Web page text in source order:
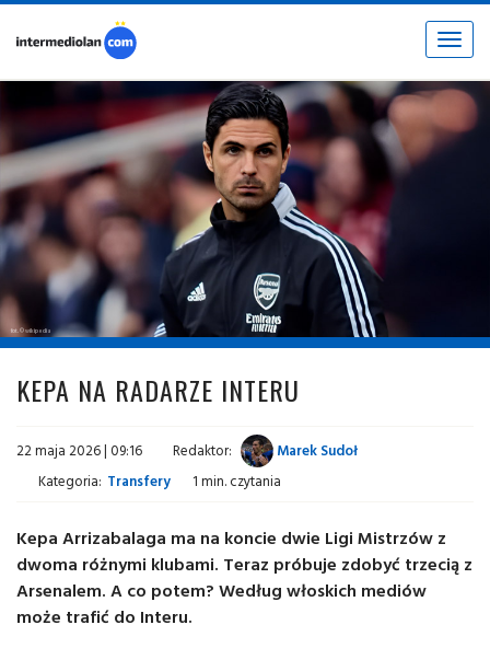
Toggle
fot. © wikipedia
KEPA NA RADARZE INTERU
22 maja 2026 | 09:16 Redaktor:
Marek Sudoł
Kategoria: Transfery 1 min. czytania
Kepa Arrizabalaga ma na koncie dwie Ligi Mistrzów z
dwoma różnymi klubami. Teraz próbuje zdobyć trzecią z
Arsenalem. A co potem? Według włoskich mediów
może trafić do Interu.